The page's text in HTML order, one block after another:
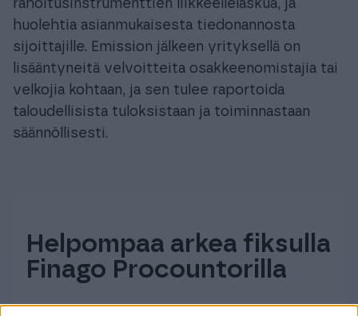
rahoitusinstrumenttien liikkeellelaskua, ja
huolehtia asianmukaisesta tiedonannosta
sijoittajille. Emission jälkeen yrityksellä on
lisääntyneitä velvoitteita osakkeenomistajia tai
velkojia kohtaan, ja sen tulee raportoida
taloudellisista tuloksistaan ja toiminnastaan
säännöllisesti.
Helpompaa arkea fiksulla
Finago Procountorilla